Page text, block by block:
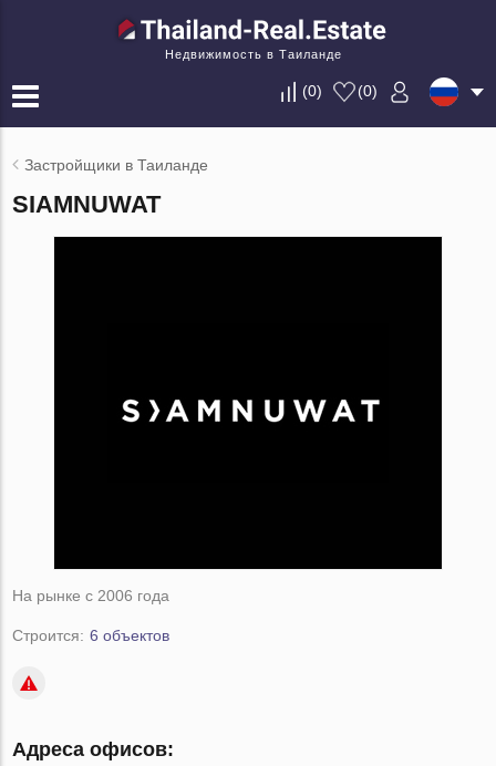
Недвижимость в Таиланде
(0) (0)
Застройщики в Таиланде
SIAMNUWAT
На рынке с 2006 года
Строится: 6 объектов
Адреса офисов: